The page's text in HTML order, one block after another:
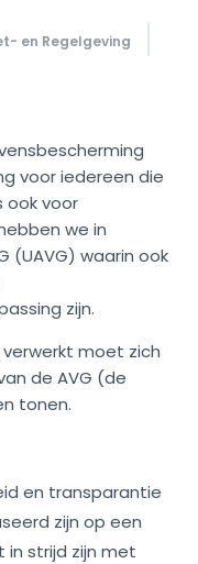
en Regelgeving
voor iedereen die
ook voor
we in
(UAVG) waarin ook
zijn.
moet zich
de AVG (de
tonen.
en transparantie
zijn op een
in strijd zijn met